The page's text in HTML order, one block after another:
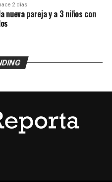
y continuará con las
qué ocurrió durante el
2 días
nueva pareja y a 3 niños con